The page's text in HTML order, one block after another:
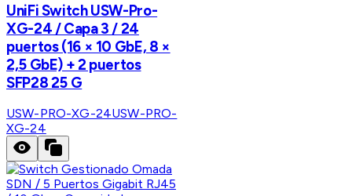
UniFi Switch USW-Pro-
XG-24 / Capa 3 / 24
puertos (16 × 10 GbE, 8 ×
2,5 GbE) + 2 puertos
SFP28 25 G
USW-PRO-XG-24USW-PRO-
XG-24